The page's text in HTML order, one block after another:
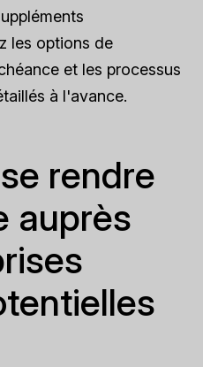
les options de
et les processus
à l'avance.
rendre
auprès